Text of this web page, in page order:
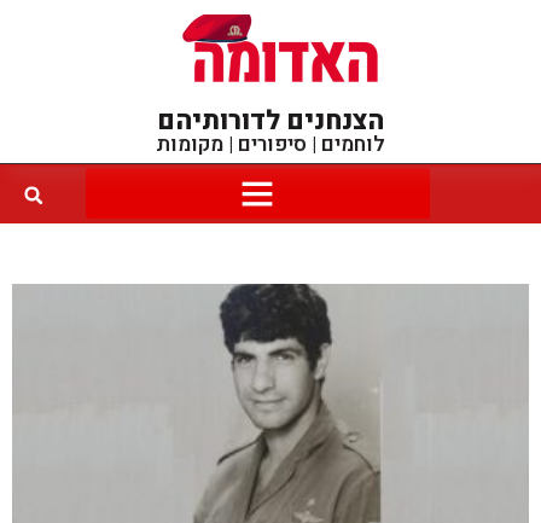
הצנחנים לדורותיהם
לוחמים | סיפורים | מקומות